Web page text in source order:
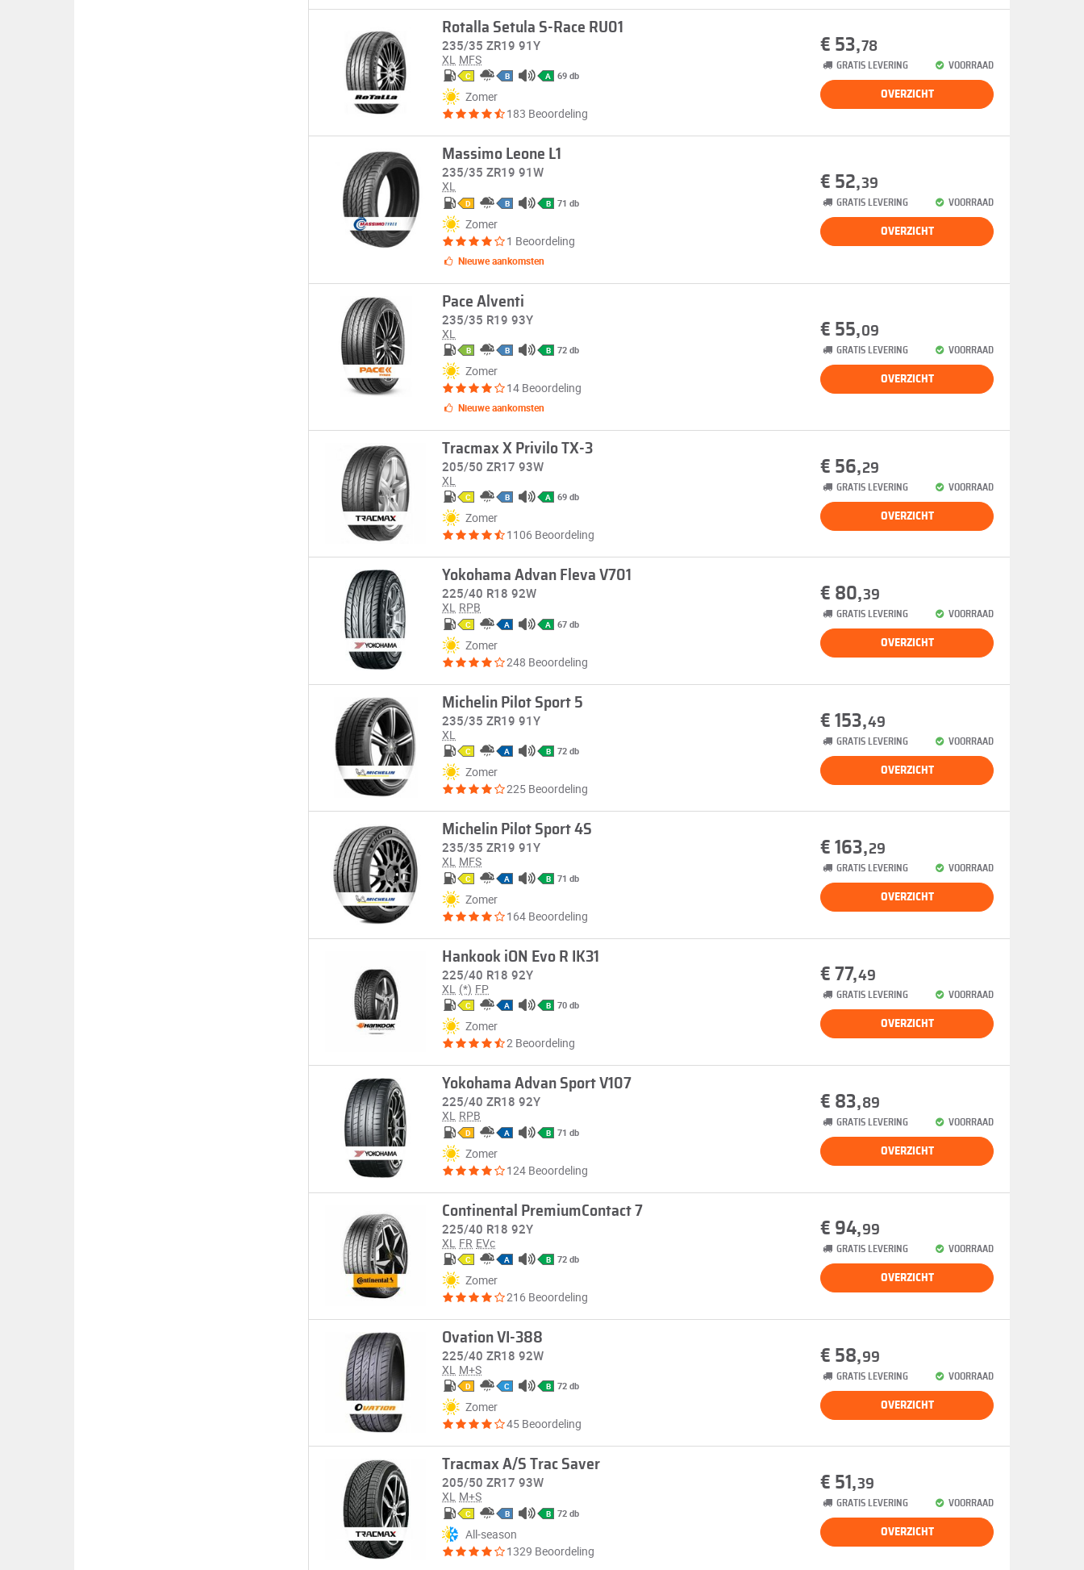
Rotalla Setula S-Race RU01
235/35 ZR19 91Y
XL MFS
C B A 69 db
Zomer
183 Beoordeling
€ 53,78
GRATIS LEVERING VOORRAAD
OVERZICHT
Massimo Leone L1
235/35 ZR19 91W
XL
D B B 71 db
Zomer
1 Beoordeling
Nieuwe aankomsten
€ 52,39
GRATIS LEVERING VOORRAAD
OVERZICHT
Pace Alventi
235/35 R19 93Y
XL
B B B 72 db
Zomer
14 Beoordeling
Nieuwe aankomsten
€ 55,09
GRATIS LEVERING VOORRAAD
OVERZICHT
Tracmax X Privilo TX-3
205/50 ZR17 93W
XL
C B A 69 db
Zomer
1106 Beoordeling
€ 56,29
GRATIS LEVERING VOORRAAD
OVERZICHT
Yokohama Advan Fleva V701
225/40 R18 92W
XL RPB
C A A 67 db
Zomer
248 Beoordeling
€ 80,39
GRATIS LEVERING VOORRAAD
OVERZICHT
Michelin Pilot Sport 5
235/35 ZR19 91Y
XL
C A B 72 db
Zomer
225 Beoordeling
€ 153,49
GRATIS LEVERING VOORRAAD
OVERZICHT
Michelin Pilot Sport 4S
235/35 ZR19 91Y
XL MFS
C A B 71 db
Zomer
164 Beoordeling
€ 163,29
GRATIS LEVERING VOORRAAD
OVERZICHT
Hankook iON Evo R IK31
225/40 R18 92Y
XL (*) FP
C A B 70 db
Zomer
2 Beoordeling
€ 77,49
GRATIS LEVERING VOORRAAD
OVERZICHT
Yokohama Advan Sport V107
225/40 ZR18 92Y
XL RPB
D A B 71 db
Zomer
124 Beoordeling
€ 83,89
GRATIS LEVERING VOORRAAD
OVERZICHT
Continental PremiumContact 7
225/40 R18 92Y
XL FR EVc
C A B 72 db
Zomer
216 Beoordeling
€ 94,99
GRATIS LEVERING VOORRAAD
OVERZICHT
Ovation VI-388
225/40 ZR18 92W
XL M+S
D C B 72 db
Zomer
45 Beoordeling
€ 58,99
GRATIS LEVERING VOORRAAD
OVERZICHT
Tracmax A/S Trac Saver
205/50 ZR17 93W
XL M+S
C B B 72 db
All-season
1329 Beoordeling
€ 51,39
GRATIS LEVERING VOORRAAD
OVERZICHT